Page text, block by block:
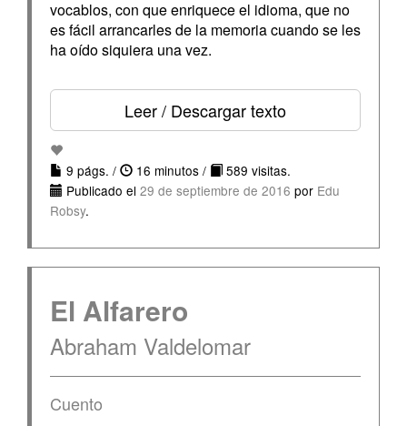
vocablos, con que enriquece el idioma, que no
es fácil arrancarles de la memoria cuando se les
ha oído siquiera una vez.
Leer / Descargar texto
9 págs. / 16 minutos /
589 visitas.
Publicado el 29 de septiembre de 2016 por Edu
Robsy.
El Alfarero
Abraham Valdelomar
Cuento